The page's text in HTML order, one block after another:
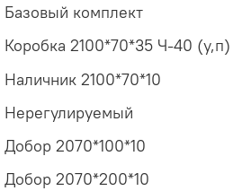
Базовый комплект
Коробка 2100*70*35 Ч-40 (у,п)
Наличник 2100*70*10
Нерегулируемый
Добор 2070*100*10
Добор 2070*200*10